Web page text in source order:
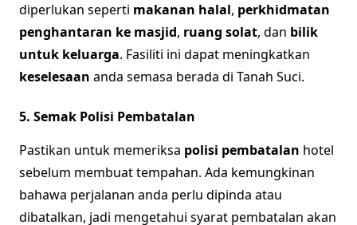
diperlukan seperti makanan halal, perkhidmatan
penghantaran ke masjid, ruang solat, dan bilik
untuk keluarga. Fasiliti ini dapat meningkatkan
keselesaan anda semasa berada di Tanah Suci.
5. Semak Polisi Pembatalan
Pastikan untuk memeriksa polisi pembatalan hotel
sebelum membuat tempahan. Ada kemungkinan
bahawa perjalanan anda perlu dipinda atau
dibatalkan, jadi mengetahui syarat pembatalan akan